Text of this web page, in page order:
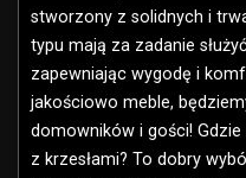
stworzony z solidnych i
typu mają za zadanie
zapewniając wygodę i
jakościowo meble,
domowników i gości!
z krzesłami? To dobry